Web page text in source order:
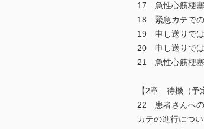
17 急性心筋梗塞
18 緊急カテでの
19 申し送りでは
20 申し送りでは
21 急性心筋梗塞
【2章 待機（予
22 患者さんへの
カテの進行につ